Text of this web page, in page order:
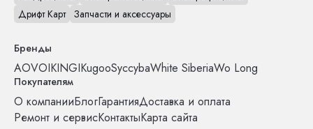
Дрифт Карт Запчасти и аксессуары
Бренды
AOVOIKINGIKugooSyccybaWhite SiberiaWo Long
Покупателям
О компанииБлогГарантияДоставка и оплата
Ремонт и сервисКонтактыКарта сайта